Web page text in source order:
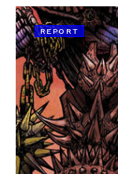
REPORT